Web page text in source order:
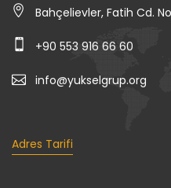
Bahçelievler, Fatih Cd.
+90 553 916 66 60
info@yukselgrup.org
Adres Tarifi